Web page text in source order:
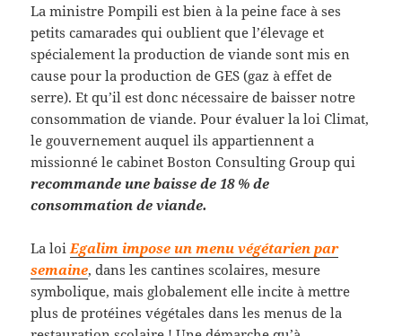
La ministre Pompili est bien à la peine face à ses
petits camarades qui oublient que l’élevage et
spécialement la production de viande sont mis en
cause pour la production de GES (gaz à effet de
serre). Et qu’il est donc nécessaire de baisser notre
consommation de viande. Pour évaluer la loi Climat,
le gouvernement auquel ils appartiennent a
missionné le cabinet Boston Consulting Group qui
recommande une baisse de 18 % de
consommation de viande.
La loi Egalim impose un menu végétarien par
semaine, dans les cantines scolaires, mesure
symbolique, mais globalement elle incite à mettre
plus de protéines végétales dans les menus de la